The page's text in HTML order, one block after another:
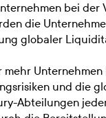
bei
die
globaler
mehr
und die
Abteilungen